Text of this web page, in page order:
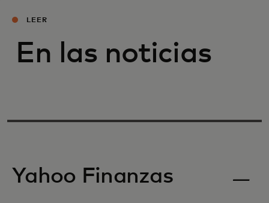
LEER
En las noticias
Yahoo Finanzas